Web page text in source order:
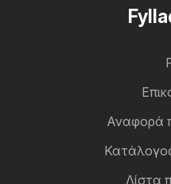
Αναφορά
Λίστα